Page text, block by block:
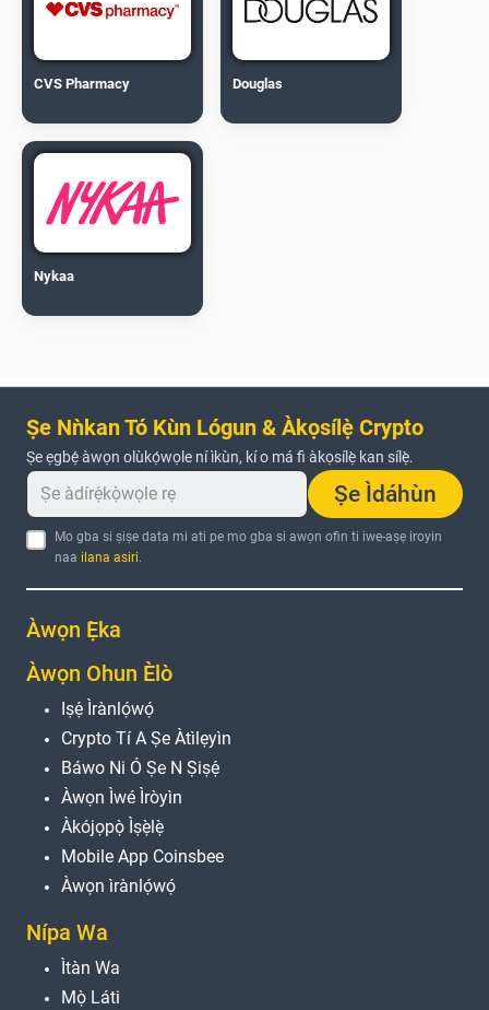
CVS Pharmacy Douglas
Nykaa
Ṣe Nǹkan Tó Kùn Lógun & Àkọsílẹ̀ Crypto
Ṣe ẹgbẹ́ àwọn olùkọ́wọle ní ìkùn, kí o má fi àkọsílẹ̀ kan sílẹ̀.
Ṣe Ìdáhùn
Mo gba si ṣiṣe data mi ati pe mo gba si awọn ofin ti iwe-aṣẹ iroyin
naa ilana asiri.
Àwọn Ẹ̀ka
Àwọn Ohun Èlò
Iṣẹ́ Ìrànlọ́wọ́
Crypto Tí A Ṣe Àtìlẹyìn
Báwo Ni Ó Ṣe N Ṣiṣẹ́
Àwọn Ìwé Ìròyìn
Àkójọpọ̀ Ìṣẹ̀lẹ̀
Mobile App Coinsbee
Àwọn ìrànlọ́wọ́
Nípa Wa
Ìtàn Wa
Mọ̀ Láti